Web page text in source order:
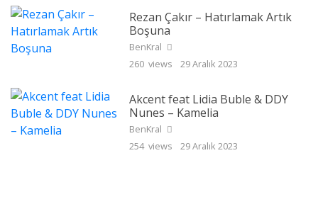
Rezan Çakır – Hatırlamak Artık
Boşuna
BenKral
260 views
29 Aralık 2023
Akcent feat Lidia Buble & DDY
Nunes – Kamelia
BenKral
254 views
29 Aralık 2023